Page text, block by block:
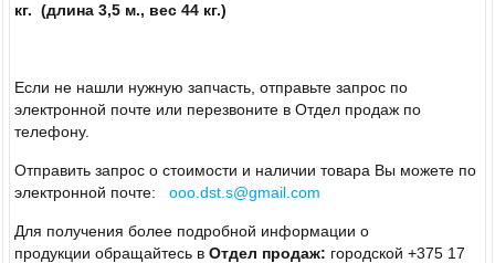
кг. (длина 3,5 м., вес 44 кг.)
Если не нашли нужную запчасть, отправьте запрос по
электронной почте или перезвоните в Отдел продаж по
телефону.
Отправить запрос о стоимости и наличии товара Вы можете по
электронной почте: ooo.dst.s@gmail.com
Для получения более подробной информации о
продукции обращайтесь в Отдел продаж: городской +375 17